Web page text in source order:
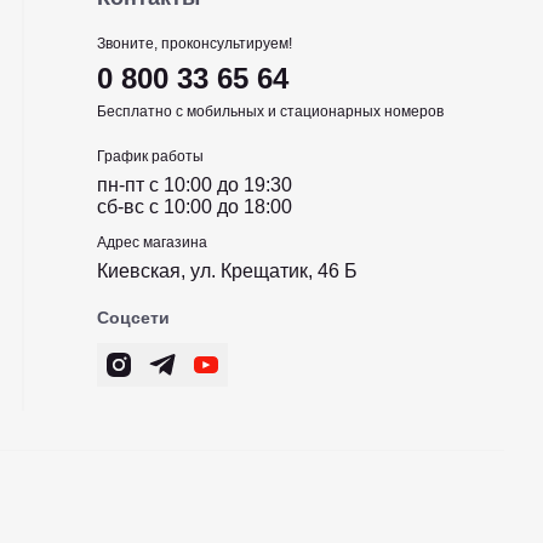
Звоните, проконсультируем!
0 800 33 65 64
Бесплатно с мобильных и стационарных номеров
График работы
пн-пт c 10:00 до 19:30
сб-вс c 10:00 до 18:00
Адрес магазина
Киевская, ул. Крещатик, 46 Б
Соцсети